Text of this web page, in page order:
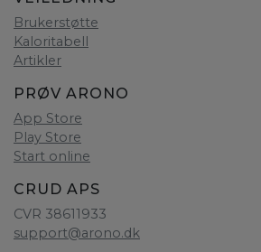
Brukerstøtte
Kaloritabell
Artikler
PRØV ARONO
App Store
Play Store
Start online
CRUD APS
CVR 38611933
support@arono.dk